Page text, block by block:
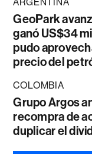
GeoPark
ganó US$34
pudo
precio del
COLOMBIA
Grupo Argos
recompra de
duplicar el